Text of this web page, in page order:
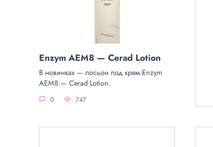
Enzym AEM8 — Cerad Lotion
В новинках — лосьон под крем Enzym
AEM8 — Cerad Lotion.
0 747